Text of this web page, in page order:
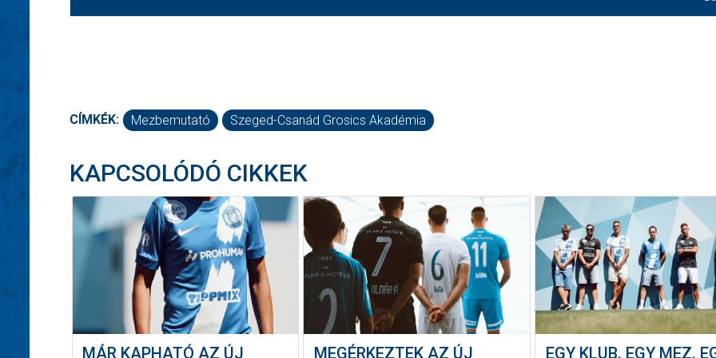
CÍMKÉK: Mezbemutató Szeged-Csanád Grosics Akadémia
KAPCSOLÓDÓ CIKKEK
MÁR KAPHATÓ AZ ÚJ MEGÉRKEZTEK AZ ÚJ EGY KLUB. EGY MEZ.